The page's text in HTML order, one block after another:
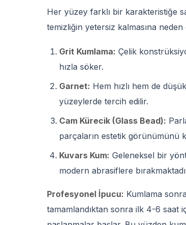
Her yüzey farklı bir karakteristiğe
temizliğin yetersiz kalmasına neden
Grit Kumlama: Çelik
hızla söker.
Garnet: Hem hızlı hem de
yüzeylerde tercih edilir.
Cam Kürecik (Glass Bead):
parçaların estetik görünümünü
Kuvars Kum: Geleneksel bir
modern abrasiflere
Profesyonel İpucu: Kumlama
tamamlandıktan sonra ilk 4-6 saat